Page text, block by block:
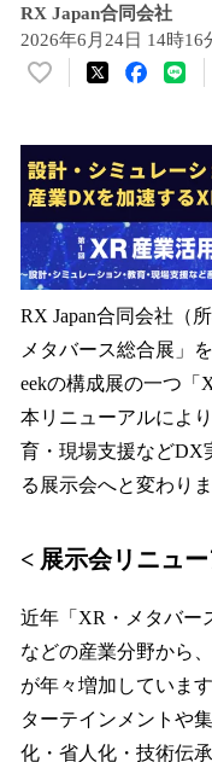
RX Japan合同会社
2026年6月24日 14時16
い
！
数
を
読
み
込
み
中
で
す
RX Japan合同会社（
メタバース総合展」
eekの構成展の一つ「
本リニューアルによ
育・現場支援などDX
る展示会へと変わりま
< 展示会リニュ
近年「XR・メタバー
などの産業分野から
が年々増加していま
ターテインメントや
化・省人化・技術伝